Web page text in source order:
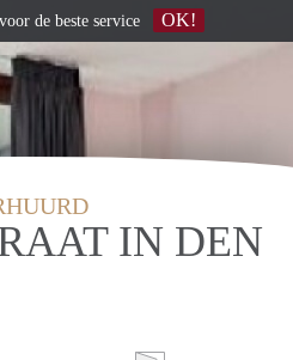
IN DEN
voor de beste service OK!